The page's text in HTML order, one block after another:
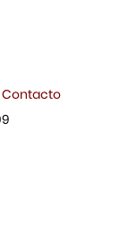
Contacto